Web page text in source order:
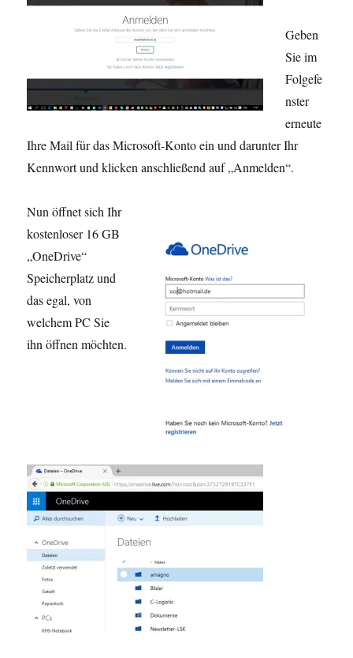
Geben
Sie im
Folgefe
nster
erneute
Ihre Mail für das Microsoft-Konto ein und darunter Ihr
Kennwort und klicken anschließend auf „Anmelden“.
Nun öffnet sich Ihr
kostenloser 16 GB
„OneDrive“
Speicherplatz und
das egal, von
welchem PC Sie
ihn öffnen möchten.